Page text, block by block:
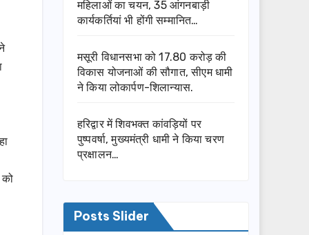
को
महिलाओं का चयन, 35 आंगनबाड़ी
कार्यकर्तियां भी होंगी सम्मानित…
मसूरी विधानसभा को 17.80 करोड़ की
विकास योजनाओं की सौगात, सीएम धामी
ने किया लोकार्पण-शिलान्यास.
हरिद्वार में शिवभक्त कांवड़ियों पर
पुष्पवर्षा, मुख्यमंत्री धामी ने किया चरण
प्रक्षालन…
Posts Slider